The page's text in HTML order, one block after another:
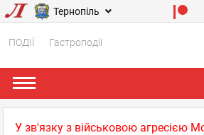
Тернопіль
ПОДІЇ Гастроподії
У зв'язку з військовою агресією